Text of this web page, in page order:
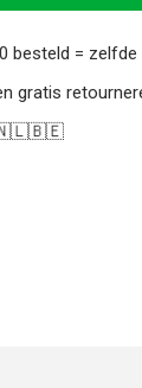
besteld =
gratis
🇳🇱🇧🇪